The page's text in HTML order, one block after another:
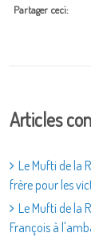
Partager ceci:
Articles
Le Mufti de la
frère pour les
Le Mufti de la
François à